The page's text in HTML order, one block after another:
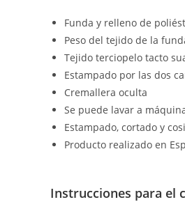
Funda y relleno de
Peso del tejido de la
Tejido terciopelo tacto
Estampado por las dos
Cremallera oculta
Se puede lavar a
Estampado, cortado y
Producto realizado en
Instrucciones para el